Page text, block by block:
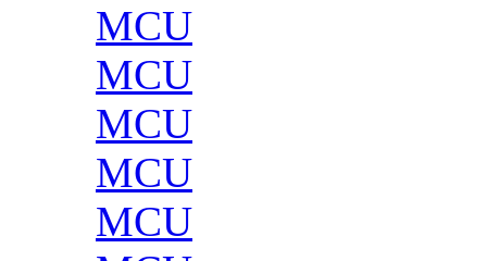
MCU
MCU
MCU
MCU
MCU